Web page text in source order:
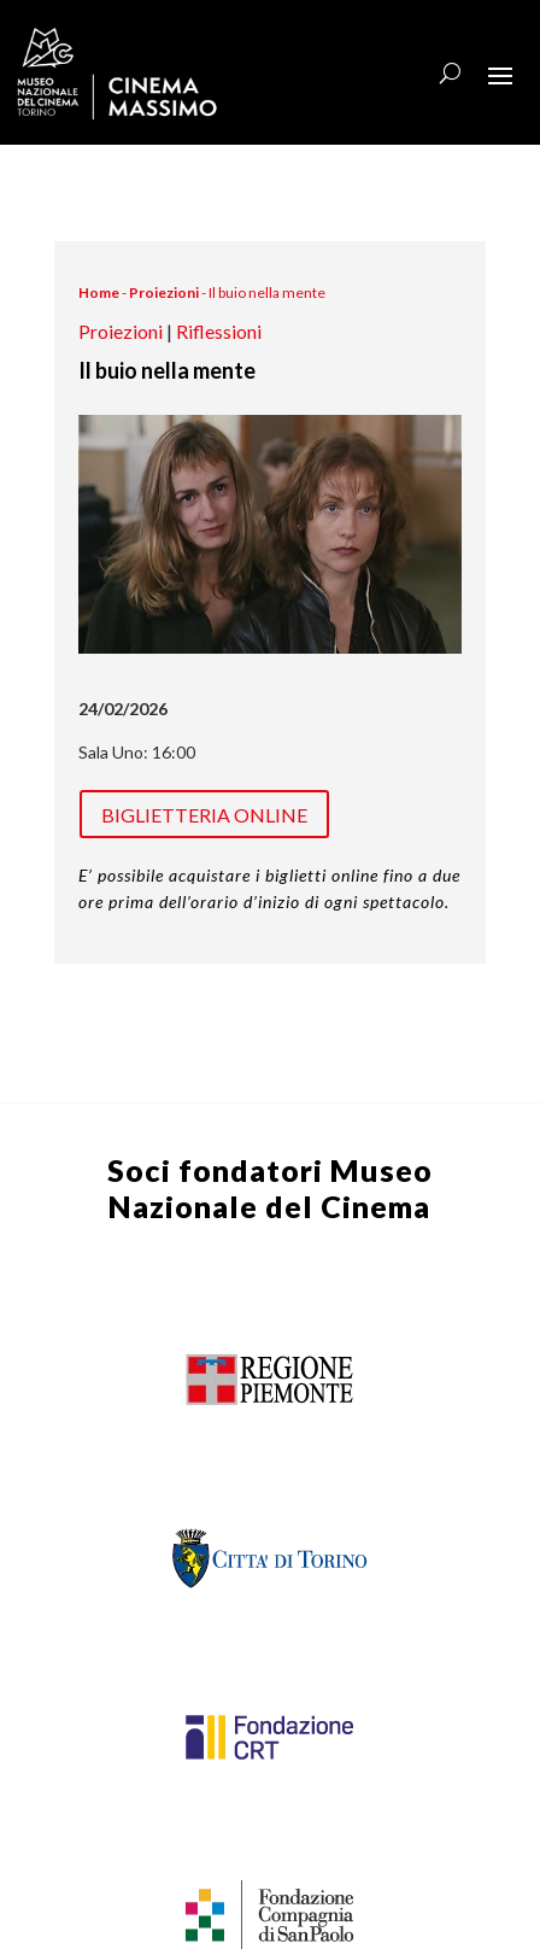
Home- Proiezioni-Il buio nella mente
Proiezioni| Riflessioni
Il buio nella mente
24/02/2026
Sala Uno: 16:00
BIGLIETTERIA ONLINE
E’ possibile acquistare i biglietti online fino a due
ore prima dell’orario d’inizio di ogni spettacolo.
Soci fondatori Museo
Nazionale del Cinema